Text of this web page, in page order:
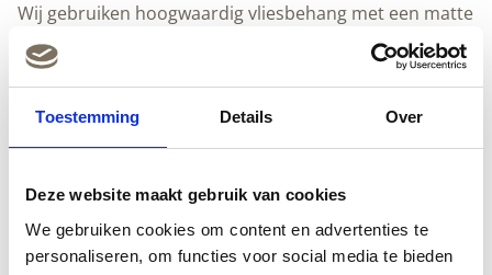
Toestemming Details Over
Deze website maakt gebruik van cookies
We gebruiken cookies om content en advertenties te
personaliseren, om functies voor social media te bieden
Wij gebruiken hoogwaardig vliesbehang met een matte
uitstraling. Dit behang is supersterk en heel makkelijk
zelf aan te brengen. Het is prachtig materiaal dat
bovendien milieuvriendelijk wordt geproduceerd.
Hoogwaardig vliesbehang met een matte uitstraling
Makkelijk zelf aan te brengen
Maatwerk mogelijk
Gratis verzending binnen Nederland en België
30 dagen bedenktijd